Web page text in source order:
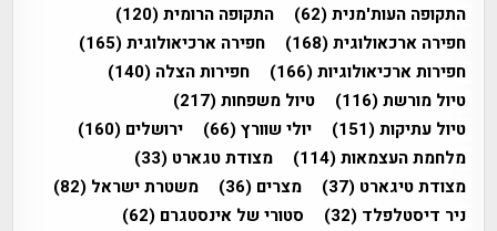
התקופה העות'מנית(62) התקופה הרומית(120)
חפירה ארכאולוגית(168) חפירה ארכיאולוגית(165)
חפירות ארכיאולוגיות(166) חפירות הצלה (140)
טיול מורשת(116) טיול משפחות(217)
טיול עתיקות(151) יולי שוורץ(66) ירושלים (160)
מלחמת העצמאות(114) מצודת טגארט (33)
מצודת טיגארט (37) מצרים (36) משטרת ישראל (82)
ניר דיסטלפלד (32) סטורי של אינסטגרם (62)